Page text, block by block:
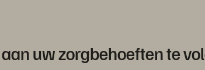
uw zorgbehoeften te